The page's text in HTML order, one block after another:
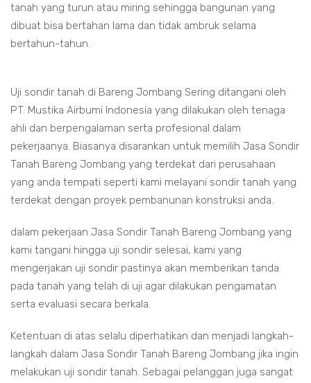
tanah yang turun atau miring sehingga bangunan yang
dibuat bisa bertahan lama dan tidak ambruk selama
bertahun-tahun.
Uji sondir tanah di Bareng Jombang Sering ditangani oleh
PT. Mustika Airbumi Indonesia yang dilakukan oleh tenaga
ahli dan berpengalaman serta profesional dalam
pekerjaanya. Biasanya disarankan untuk memilih Jasa Sondir
Tanah Bareng Jombang yang terdekat dari perusahaan
yang anda tempati seperti kami melayani sondir tanah yang
terdekat dengan proyek pembanunan konstruksi anda.
dalam pekerjaan Jasa Sondir Tanah Bareng Jombang yang
kami tangani hingga uji sondir selesai, kami yang
mengerjakan uji sondir pastinya akan memberikan tanda
pada tanah yang telah di uji agar dilakukan pengamatan
serta evaluasi secara berkala.
Ketentuan di atas selalu diperhatikan dan menjadi langkah-
langkah dalam Jasa Sondir Tanah Bareng Jombang jika ingin
melakukan uji sondir tanah. Sebagai pelanggan juga sangat